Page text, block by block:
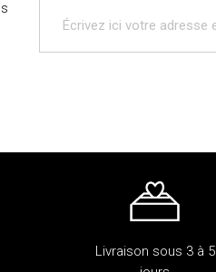
Livraison sous 3 à 5